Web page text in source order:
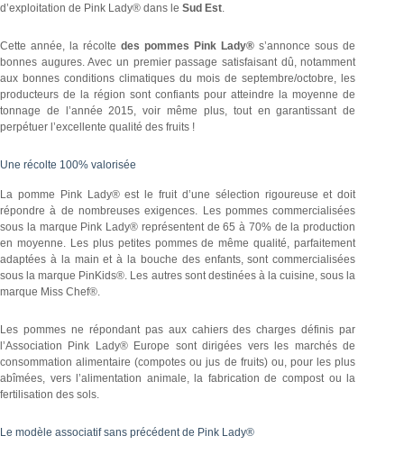
d’exploitation de Pink Lady® dans le Sud Est.
Cette année, la récoltedes pommes Pink Lady® s’annonce sous de
bonnes augures. Avec un premier passage satisfaisant dû, notamment
aux bonnes conditions climatiques du mois de septembre/octobre, les
producteurs de la région sont confiants pour atteindre la moyenne de
tonnage de l’année 2015, voir même plus, tout en garantissant de
perpétuer l’excellente qualité des fruits !
Une récolte 100% valorisée
La pomme Pink Lady® est le fruit d’une sélection rigoureuse et doit
répondre à de nombreuses exigences. Les pommes commercialisées
sous la marque Pink Lady® représentent de 65 à 70% de la production
en moyenne. Les plus petites pommes de même qualité, parfaitement
adaptées à la main et à la bouche des enfants, sont commercialisées
sous la marque PinKids®. Les autres sont destinées à la cuisine, sous la
marque Miss Chef®.
Les pommes ne répondant pas aux cahiers des charges définis par
l’Association Pink Lady® Europe sont dirigées vers les marchés de
consommation alimentaire (compotes ou jus de fruits) ou, pour les plus
abîmées, vers l’alimentation animale, la fabrication de compost ou la
fertilisation des sols.
Le modèle associatif sans précédent de Pink Lady®